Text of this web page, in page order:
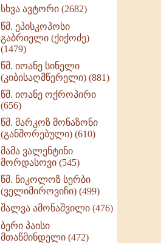
სულიერი ცხოვრების
სახელმძღვანელო -
ნაწილი II (369)
ღმერთი და ადამიანები
(287)
ბერის დიადემა (278)
მონაზვნური
გამოცდილების
ოთხი ასეული თავი
სიყვარულის შესახებ
(259)
სხვა ავტორი (2682)
წმ. ეპისკოპოსი
გაბრიელი (ქიქოძე)
(1479)
წმ. იოანე სინელი
(კიბისაღმწერელი) (881)
წმ. იოანე ოქროპირი
(656)
წმ. მარკოზ მონაზონი
(განშორებული) (610)
მამა ვალენტინი
მორდასოვი (545)
წმ. ნიკოლოზ სერბი
(ველიმიროვიჩი) (499)
შალვა ამონაშვილი (476)
ბერი პაისი
მთაწმინდელი (472)